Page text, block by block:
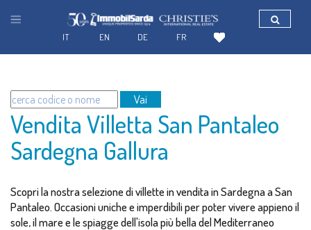
Vai
Vendita Villetta San Pantaleo
Sardegna Gallura
Scopri la nostra selezione di villette in vendita in Sardegna a San
Pantaleo. Occasioni uniche e imperdibili per poter vivere appieno il
sole, il mare e le spiagge dell'isola più bella del Mediterraneo
FR
DE
EN
IT